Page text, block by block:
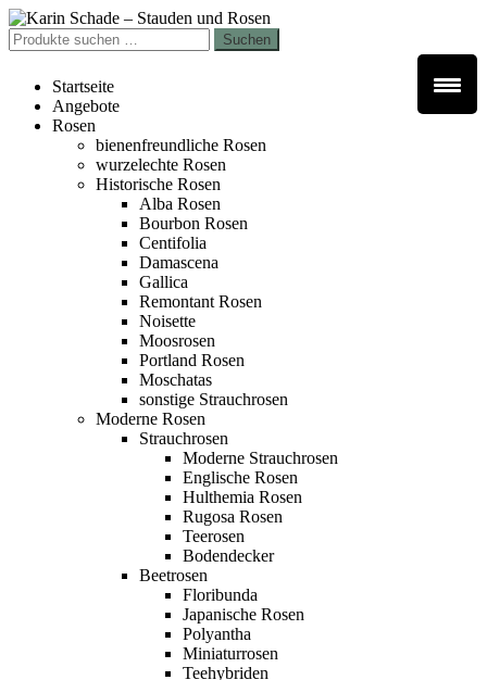
Zur
Navigation
springen
Zum
Inhalt
springen
Suchen
nach:
Suchen
Startseite
Angebote
Rosen
bienenfreundliche Rosen
wurzelechte Rosen
Historische Rosen
Alba Rosen
Bourbon Rosen
Centifolia
Damascena
Gallica
Remontant Rosen
Noisette
Moosrosen
Portland Rosen
Moschatas
sonstige Strauchrosen
Moderne Rosen
Strauchrosen
Moderne Strauchrosen
Englische Rosen
Hulthemia Rosen
Rugosa Rosen
Teerosen
Bodendecker
Beetrosen
Floribunda
Japanische Rosen
Polyantha
Miniaturrosen
Teehybriden